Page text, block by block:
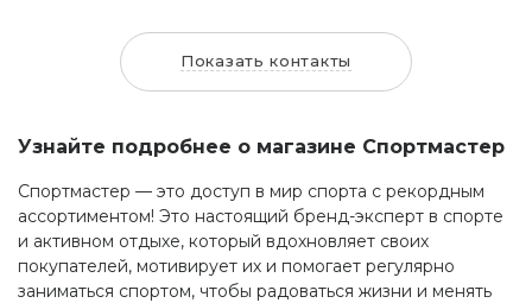
Показать контакты
Узнайте подробнее о магазине Спортмастер
Спортмастер — это доступ в мир спорта с рекордным
ассортиментом! Это настоящий бренд-эксперт в спорте
и активном отдыхе, который вдохновляет своих
покупателей, мотивирует их и помогает регулярно
заниматься спортом, чтобы радоваться жизни и менять